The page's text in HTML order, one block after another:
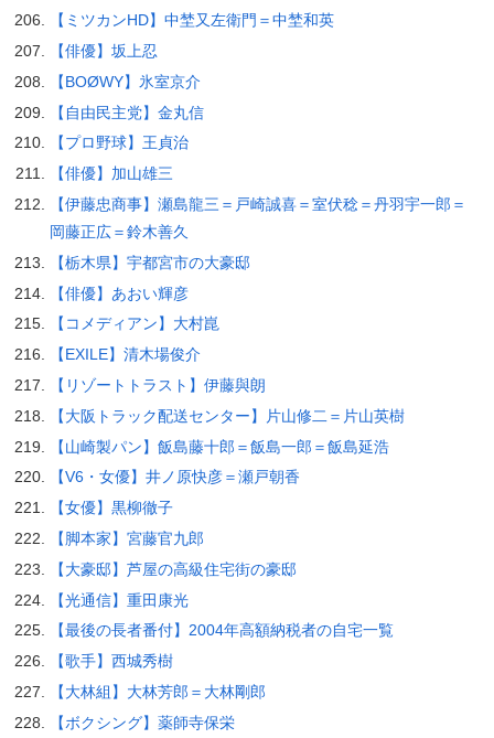
【ミツカンHD】中埜又左衛門＝中埜和英
【俳優】坂上忍
【BOØWY】氷室京介
【自由民主党】金丸信
【プロ野球】王貞治
【俳優】加山雄三
【伊藤忠商事】瀬島龍三＝戸崎誠喜＝室伏稔＝丹羽宇一郎＝
岡藤正広＝鈴木善久
【栃木県】宇都宮市の大豪邸
【俳優】あおい輝彦
【コメディアン】大村崑
【EXILE】清木場俊介
【リゾートトラスト】伊藤與朗
【大阪トラック配送センター】片山修二＝片山英樹
【山崎製パン】飯島藤十郎＝飯島一郎＝飯島延浩
【V6・女優】井ノ原快彦＝瀬戸朝香
【女優】黒柳徹子
【脚本家】宮藤官九郎
【大豪邸】芦屋の高級住宅街の豪邸
【光通信】重田康光
【最後の長者番付】2004年高額納税者の自宅一覧
【歌手】西城秀樹
【大林組】大林芳郎＝大林剛郎
【ボクシング】薬師寺保栄